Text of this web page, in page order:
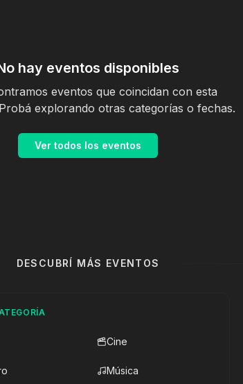
hay eventos disponibles
eventos que coincidan con esta
explorando otras categorías o fechas.
Ver todos los eventos
DESCUBRÍ MÁS EVENTOS
Cine
Música